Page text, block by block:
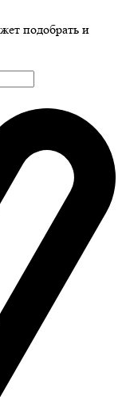
подобрать и